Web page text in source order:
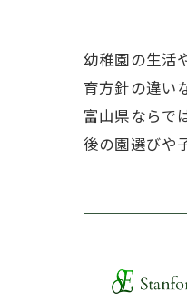
幼稚園の生活
育方針の違い
富山県ならで
後の園選びや